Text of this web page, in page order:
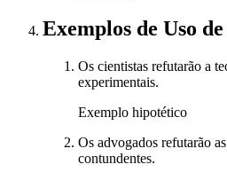
Exemplos de Uso
Os cientistas refutarão a
experimentais.
Exemplo hipotético
Os advogados refutarão
contundentes.